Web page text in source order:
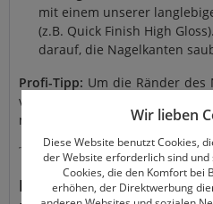
mit einem unserer
(z.B. Quick Finish High
darauf, die Nagelkanten
Profi-Tipp: Um die Ränder des
verschwinden zu lassen,
mit einem Versiegelungsgel.
FAQ – Häufig gestellte
Wir lieben
Diese Website benutzt Cookies,
der Website erforderlich sind
Cookies, die den Komfort bei
erhöhen, der Direktwerbung